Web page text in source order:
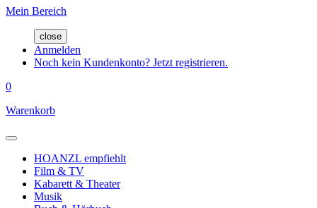
Mein Bereich
close
Anmelden
Noch kein Kundenkonto? Jetzt registrieren.
0
Warenkorb
HOANZL empfiehlt
Film & TV
Kabarett & Theater
Musik